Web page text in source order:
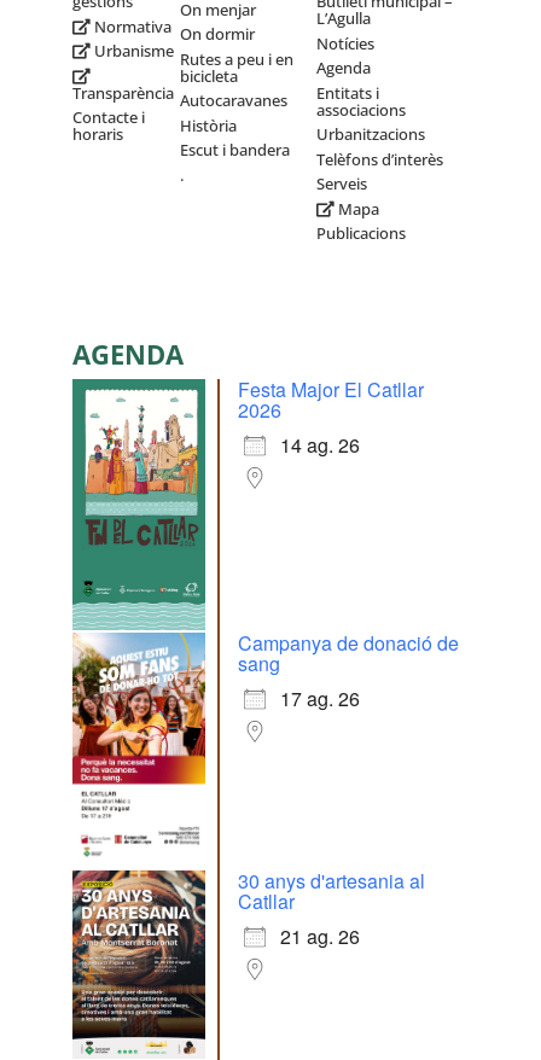
Normativa
Urbanisme
Transparència
Contacte i
horaris
On menjar
On dormir
Rutes a peu i en
bicicleta
Autocaravanes
Història
Escut i bandera
.
L’Agulla
Notícies
Agenda
Entitats i
associacions
Urbanitzacions
Telèfons d’interès
Serveis
Mapa
Publicacions
AGENDA
Festa Major El Catllar
2026
14 ag. 26
Campanya de donació de
sang
17 ag. 26
30 anys d'artesania al
Catllar
21 ag. 26